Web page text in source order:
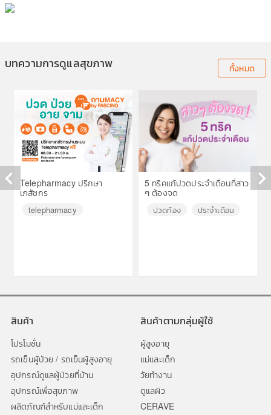
บทความการดูแลสุขภาพ ทั้งหมด
Telepharmacy ปรึกษา
เภสัชกร
telepharmacy
5 ทริคแก้ปวดประจำเดือนที่สาว
ๆ ต้องจด
ปวดท้อง ประจำเดือน
สินค้า
โปรโมชั่น
รถเข็นผู้ป่วย / รถเข็นผู้สูงอายุ
อุปกรณ์ดูแลผู้ป่วยที่บ้าน
อุปกรณ์เพื่อสุขภาพ
ผลิตภัณฑ์สำหรับแม่และเด็ก
สินค้าตามกลุ่มผู้ใช้
ผู้สูงอายุ
แม่และเด็ก
วัยทำงาน
ดูแลผิว
CERAVE